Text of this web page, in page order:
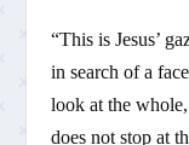
“This is Jesus’
in search of a
look at the
does not stop at